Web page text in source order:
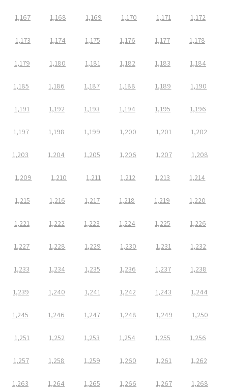
1,167 1,168 1,169 1,170 1,171 1,172
1,173 1,174 1,175 1,176 1,177 1,178
1,179 1,180 1,181 1,182 1,183 1,184
1,185 1,186 1,187 1,188 1,189 1,190
1,191 1,192 1,193 1,194 1,195 1,196
1,197 1,198 1,199 1,200 1,201 1,202
1,203 1,204 1,205 1,206 1,207 1,208
1,209 1,210 1,211 1,212 1,213 1,214
1,215 1,216 1,217 1,218 1,219 1,220
1,221 1,222 1,223 1,224 1,225 1,226
1,227 1,228 1,229 1,230 1,231 1,232
1,233 1,234 1,235 1,236 1,237 1,238
1,239 1,240 1,241 1,242 1,243 1,244
1,245 1,246 1,247 1,248 1,249 1,250
1,251 1,252 1,253 1,254 1,255 1,256
1,257 1,258 1,259 1,260 1,261 1,262
1,263 1,264 1,265 1,266 1,267 1,268